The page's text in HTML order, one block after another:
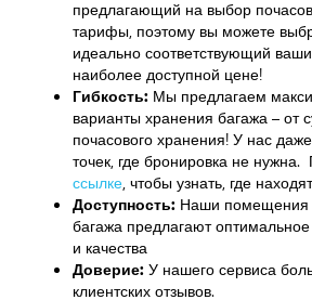
предлагающий на выбор
тарифы, поэтому вы можете
идеально соответствующий
наиболее доступной цене!
Гибкость: Мы предлагаем
варианты хранения багажа – от
почасового хранения! У нас
точек, где бронировка не
ссылке,чтобы узнать, где
Доступность: Наши помещения
багажа предлагают
и качества
Доверие: У нашего сервиса
клиентских отзывов.